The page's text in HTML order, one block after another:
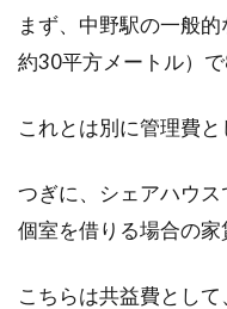
まず、中野駅の一般
約30平方メートル）で
これとは別に管理費と
つぎに、シェアハウ
個室を借りる場合の家
こちらは共益費として